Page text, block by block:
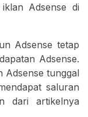
Adsense di
Adsense tetap
Adsense.
Adsense tunggal
saluran
dari artikelnya